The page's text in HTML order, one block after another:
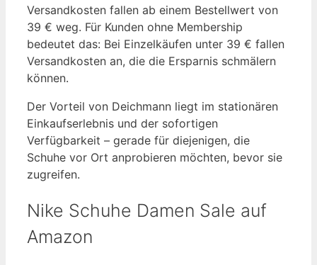
Versandkosten fallen ab einem Bestellwert von
39 € weg. Für Kunden ohne Membership
bedeutet das: Bei Einzelkäufen unter 39 € fallen
Versandkosten an, die die Ersparnis schmälern
können.
Der Vorteil von Deichmann liegt im stationären
Einkaufserlebnis und der sofortigen
Verfügbarkeit – gerade für diejenigen, die
Schuhe vor Ort anprobieren möchten, bevor sie
zugreifen.
Nike Schuhe Damen Sale auf
Amazon